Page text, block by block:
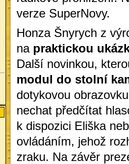
verze SuperNovy.
Honza Šnyrych z
na praktickou
Další novinkou,
modul do stolní
dotykovou
nechat předčítat
k dispozici Eliška
ovládáním, jehož
zraku. Na závěr